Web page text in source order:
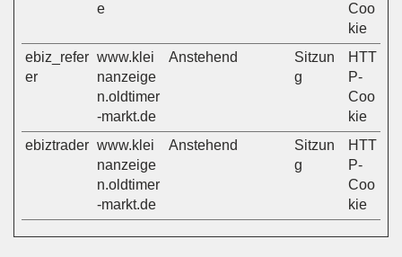
e
Coo
kie
ebiz_refer
er
www.klei
nanzeige
n.oldtimer
-markt.de
Anstehend
Sitzun
g
HTT
P-
Coo
kie
ebiztrader www.klei
nanzeige
n.oldtimer
-markt.de
Anstehend
Sitzun
g
HTT
P-
Coo
kie